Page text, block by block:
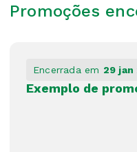
Promoções
Encerrada em 29 jan
Exemplo de